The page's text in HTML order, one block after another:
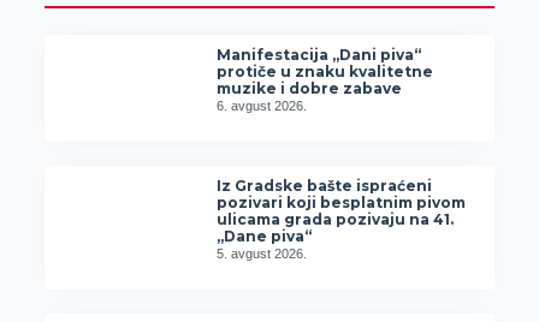
Manifestacija „Dani piva“
protiče u znaku kvalitetne
muzike i dobre zabave
6. avgust 2026.
Iz Gradske bašte ispraćeni
pozivari koji besplatnim pivom
ulicama grada pozivaju na 41.
„Dane piva“
5. avgust 2026.